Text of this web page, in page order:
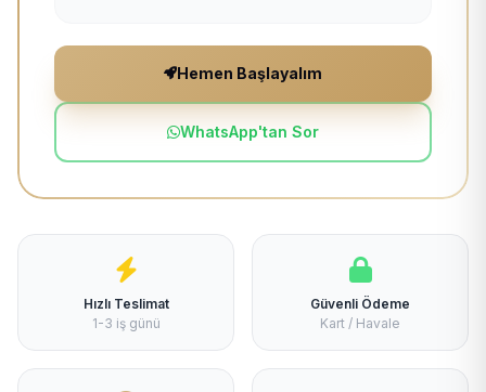
Hemen Başlayalım
WhatsApp'tan Sor
Hızlı Teslimat
1-3 iş günü
Güvenli Ödeme
Kart / Havale